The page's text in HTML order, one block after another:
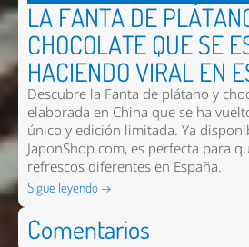
LA FANTA DE
CHOCOLATE QUE SE
HACIENDO VIRAL EN
Descubre la Fanta de plátano y
elaborada en China que se ha
único y edición limitada. Ya
JaponShop.com, es perfecta para
refrescos diferentes en España.
Sigue leyendo →
Comentarios